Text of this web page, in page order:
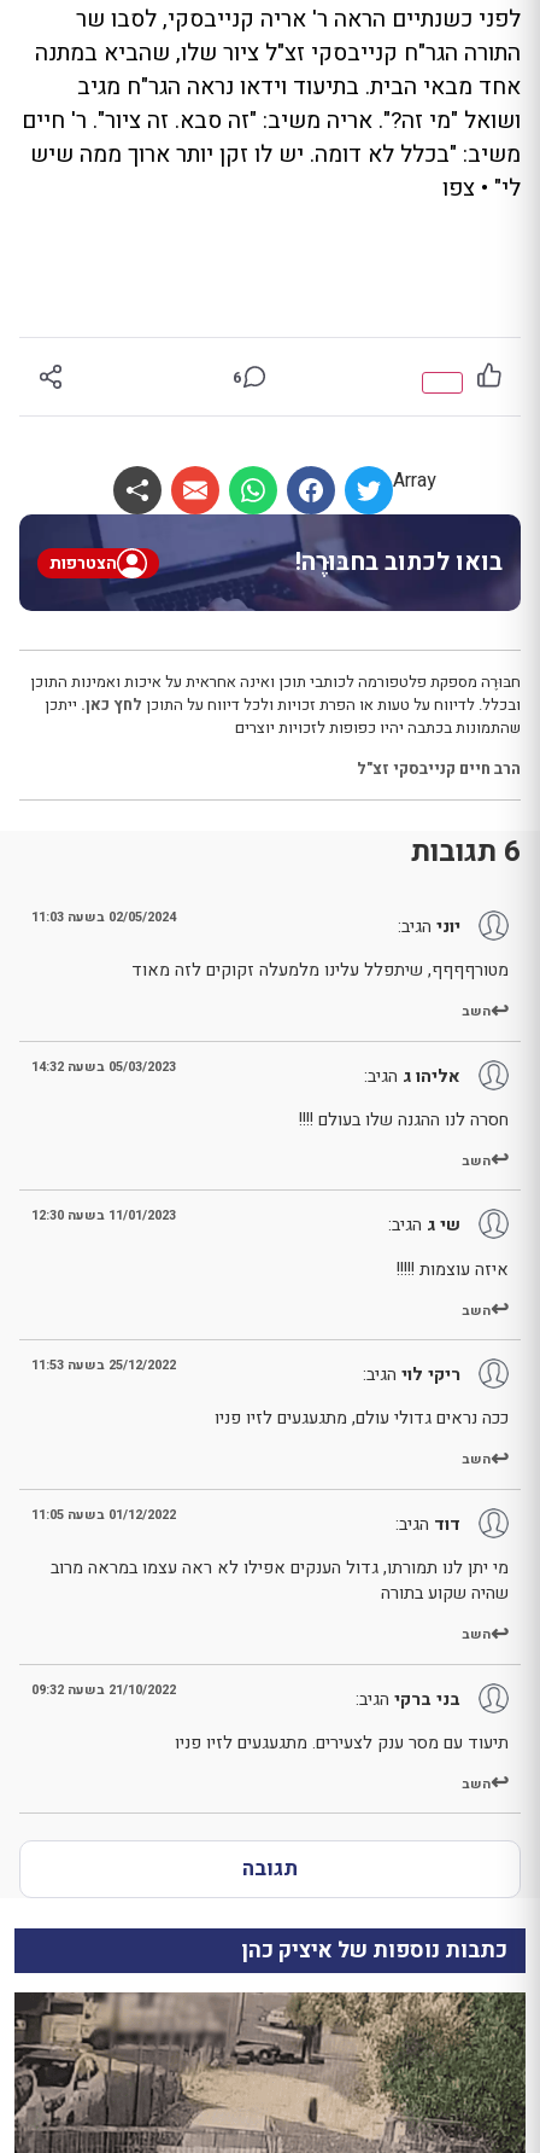
לפני כשנתיים הראה ר' אריה קנייבסקי, לסבו שר
התורה הגר"ח קנייבסקי זצ"ל ציור שלו, שהביא במתנה
אחד מבאי הבית. בתיעוד וידאו נראה הגר"ח מגיב
ושואל "מי זה?". אריה משיב: "זה סבא. זה ציור". ר' חיים
משיב: "בכלל לא דומה. יש לו זקן יותר ארוך ממה שיש
לי" • צפו
6
Array
בואו לכתוב בחבּוּרֶה! הצטרפות
חבּוּרֶה מספקת פלטפורמה לכותבי תוכן ואינה אחראית על איכות ואמינות התוכן
ובכלל. לדיווח על טעות או הפרת זכויות ולכל דיווח על התוכן לחץ כאן. ייתכן
שהתמונות בכתבה יהיו כפופות לזכויות יוצרים
הרב חיים קנייבסקי זצ"ל
6 תגובות
יוני הגיב: 02/05/2024 בשעה 11:03
מטורףףףף, שיתפלל עלינו מלמעלה זקוקים לזה מאוד
השב
אליהו ג הגיב: 05/03/2023 בשעה 14:32
חסרה לנו ההגנה שלו בעולם !!!!
השב
שי ג הגיב: 11/01/2023 בשעה 12:30
איזה עוצמות !!!!!
השב
ריקי לוי הגיב: 25/12/2022 בשעה 11:53
ככה נראים גדולי עולם, מתגעגעים לזיו פניו
השב
דוד הגיב: 01/12/2022 בשעה 11:05
מי יתן לנו תמורתו, גדול הענקים אפילו לא ראה עצמו במראה מרוב
שהיה שקוע בתורה
השב
בני ברקי הגיב: 21/10/2022 בשעה 09:32
תיעוד עם מסר ענק לצעירים. מתגעגעים לזיו פניו
השב
תגובה
כתבות נוספות של איציק כהן